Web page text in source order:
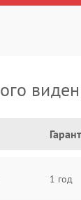
1 год